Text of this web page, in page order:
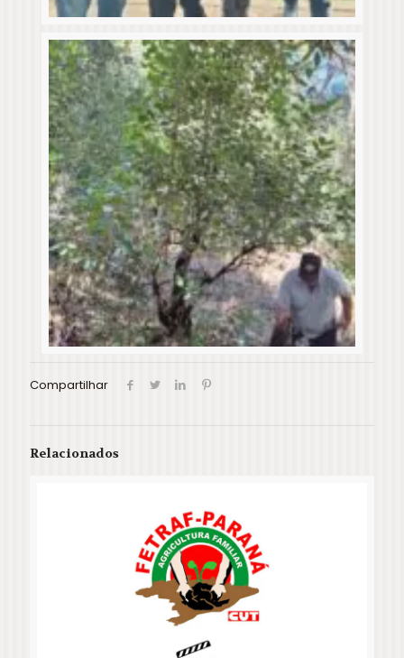
Compartilhar
Relacionados